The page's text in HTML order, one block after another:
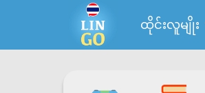
ထိုင်းလူမျိုး